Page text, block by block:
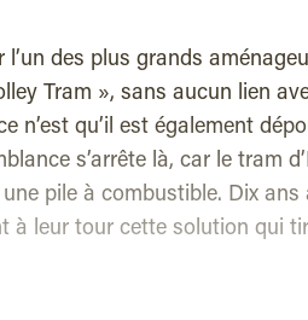
des plus grands
Tram », sans aucun lien
n’est qu’il est également
s’arrête là, car le tram
pile à combustible. Dix ans
à leur tour cette solution qui